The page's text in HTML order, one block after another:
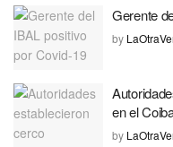
Gerente
by
en el
by